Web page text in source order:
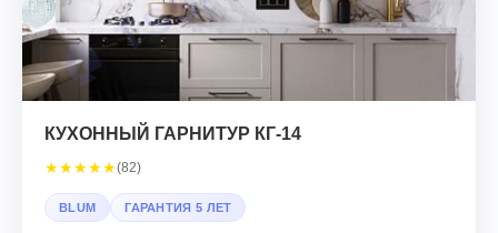
КУХОННЫЙ ГАРНИТУР КГ-14
★★★★★(82)
BLUM ГАРАНТИЯ 5 ЛЕТ